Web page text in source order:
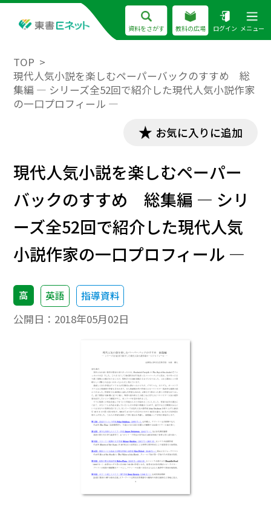
資料をさがす 教科の広場 ログイン メニュー
TOP
現代人気小説を楽しむペーパーバックのすすめ 総
集編 ― シリーズ全52回で紹介した現代人気小説作家
の一口プロフィール ―
お気に入りに追加
現代人気小説を楽しむペーパー
バックのすすめ 総集編 ― シリ
ーズ全52回で紹介した現代人気
小説作家の一口プロフィール ―
高 英語 指導資料
公開日： 2018年05月02日